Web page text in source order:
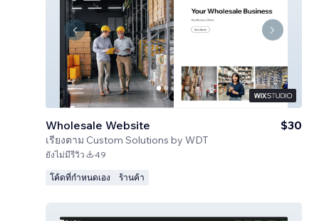
Wholesale Website
เรียงตาม Custom Solutions by WDT
$30
ยังไม่มีรีวิว 49
โค้ดที่กำหนดเอง ร้านค้า